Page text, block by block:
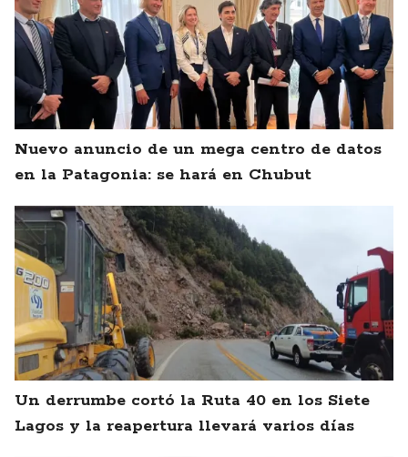
Nuevo anuncio de un mega centro de datos
en la Patagonia: se hará en Chubut
Un derrumbe cortó la Ruta 40 en los Siete
Lagos y la reapertura llevará varios días